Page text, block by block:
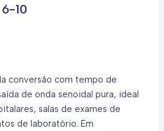
10
conversão com tempo de
de onda senoidal pura, ideal
salas de exames de
de laboratório. Em